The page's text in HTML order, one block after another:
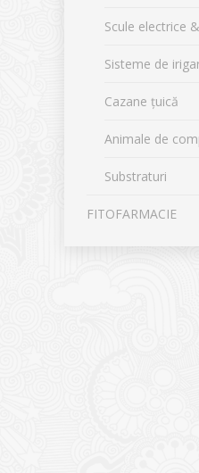
Scule electrice
Sisteme de
Cazane țuică
Animale de
Substraturi
FITOFARMACIE